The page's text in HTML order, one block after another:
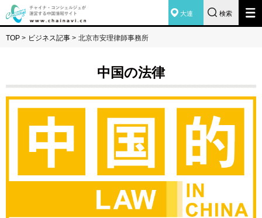
大連 検索
TOP > ビジネス記事 > 北京市安理律師事務所
中国の法律